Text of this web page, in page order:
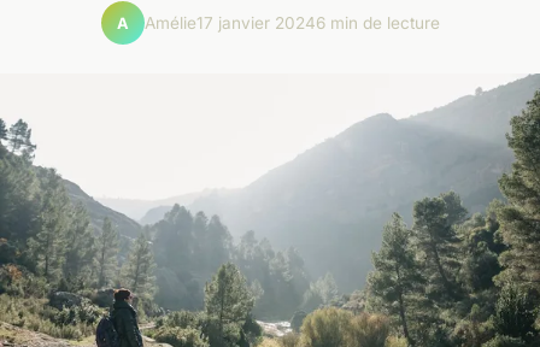
A Amélie17 janvier 20246 min de lecture